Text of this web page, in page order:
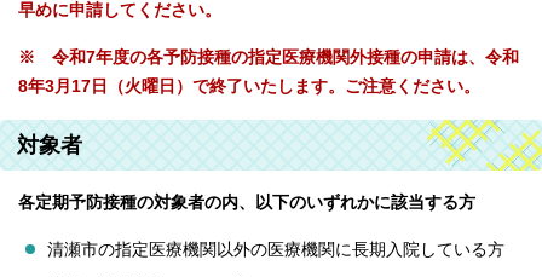
早めに申請してください。
※ 令和7年度の各予防接種の指定医療機関外接種の申請は、令和
8年3月17日（火曜日）で終了いたします。ご注意ください。
対象者
各定期予防接種の対象者の内、以下のいずれかに該当する方
清瀬市の指定医療機関以外の医療機関に長期入院している方